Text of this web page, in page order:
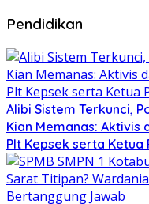
Pendidikan
Alibi Sistem Terkunci,
Kian Memanas: Aktivis
Plt Kepsek serta Ketua